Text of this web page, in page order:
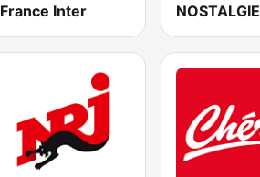
France Inter NOSTALGIE